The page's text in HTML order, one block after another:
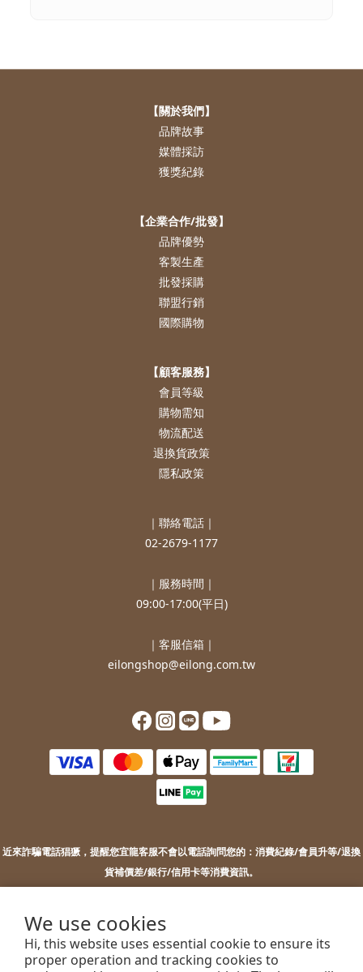
We use cookies
Hi, this website uses essential cookie to ensure its
proper operation and tracking cookies to
【關於我們】
品牌故事
媒體採訪
獲獎紀錄
【企業合作/批發】
品牌優勢
客製生產
批發採購
聯盟行銷
國際購物
【顧客服務】
會員等級
購物需知
物流配送
退換貨政策
隱私政策
｜聯絡電話｜
02-2679-1177
｜服務時間｜
09:00-17:00(平日)
｜客服信箱｜
eilongshop@eilong.com.tw
近來詐騙電話猖獗，提醒您宜龍客服不會以電話詢問您的： 消費紀錄/會員升等/退換
貨補價差/銀行/信用卡等消費資訊。